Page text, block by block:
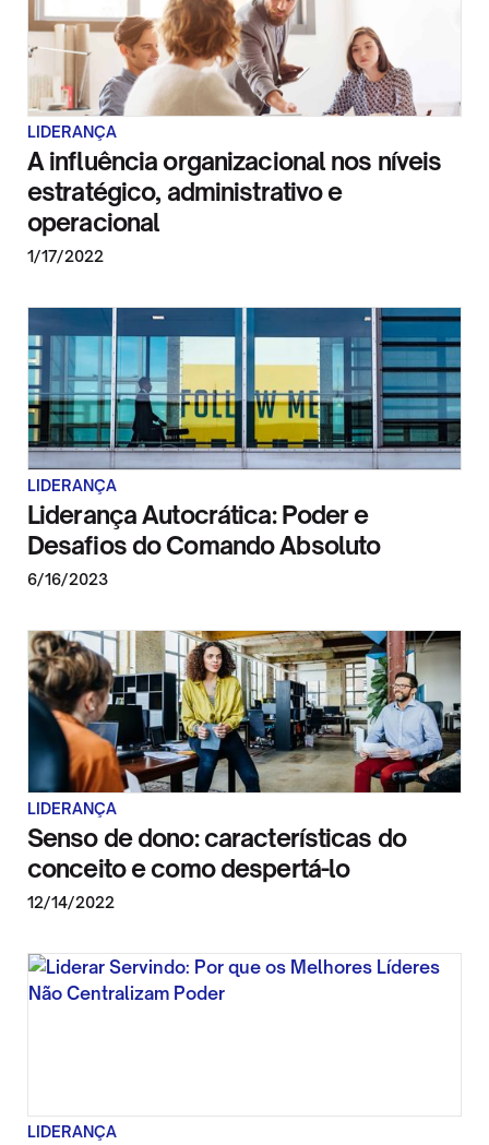
LIDERANÇA
A influência organizacional nos níveis
estratégico, administrativo e
operacional
1/17/2022
LIDERANÇA
Liderança Autocrática: Poder e
Desafios do Comando Absoluto
6/16/2023
LIDERANÇA
Senso de dono: características do
conceito e como despertá-lo
12/14/2022
LIDERANÇA